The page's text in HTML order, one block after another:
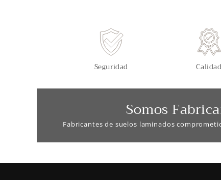
Seguridad Calidad
Somos
Fabricantes de suelos laminados